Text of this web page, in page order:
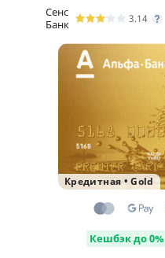
Сенс
Банк
3.14
Кредитная •Gold
Кешбэк до 0%